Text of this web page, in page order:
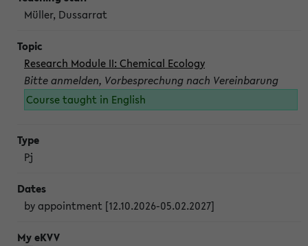
Müller, Dussarrat
Research Module II: Chemical Ecology
Bitte anmelden, Vorbesprechung nach Vereinbarung
Course taught in English
Pj
by appointment [12.10.2026-05.02.2027]